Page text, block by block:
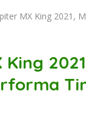
MX King 2021,
King